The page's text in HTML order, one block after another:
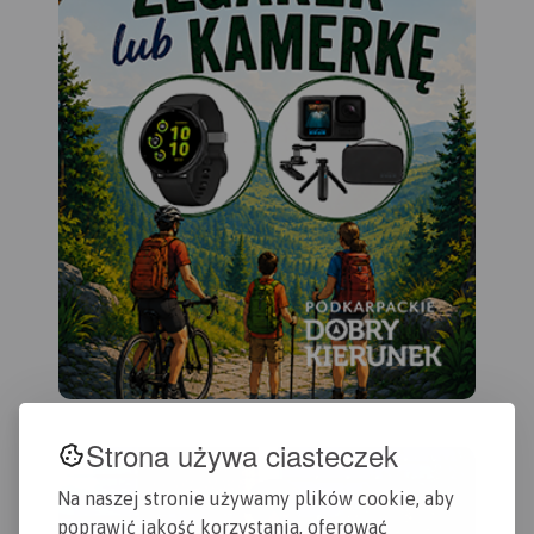
Strona używa ciasteczek
Na naszej stronie używamy plików cookie, aby
poprawić jakość korzystania, oferować